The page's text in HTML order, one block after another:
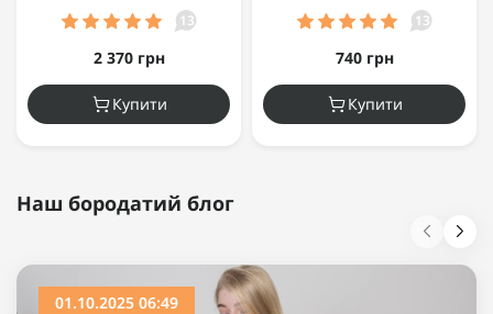
13
2 370 грн
Купити
13
740 грн
Купити
Наш бородатий блог
01.10.2025 06:49